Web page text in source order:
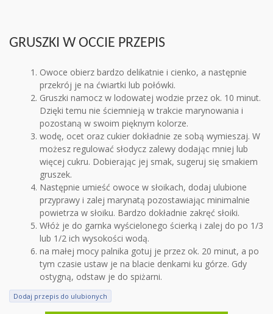
GRUSZKI W OCCIE PRZEPIS
Owoce obierz bardzo delikatnie i cienko, a następnie
przekrój je na ćwiartki lub połówki.
Gruszki namocz w lodowatej wodzie przez ok. 10 minut.
Dzięki temu nie ściemnieją w trakcie marynowania i
pozostaną w swoim pięknym kolorze.
wodę, ocet oraz cukier dokładnie ze sobą wymieszaj. W
możesz regulować słodycz zalewy dodając mniej lub
więcej cukru. Dobierając jej smak, sugeruj się smakiem
gruszek.
Następnie umieść owoce w słoikach, dodaj ulubione
przyprawy i zalej marynatą pozostawiając minimalnie
powietrza w słoiku. Bardzo dokładnie zakręć słoiki.
Włóż je do garnka wyścielonego ścierką i zalej do po 1/3
lub 1/2 ich wysokości wodą.
na małej mocy palnika gotuj je przez ok. 20 minut, a po
tym czasie ustaw je na blacie denkami ku górze. Gdy
ostygną, odstaw je do spiżarni.
Dodaj przepis do ulubionych